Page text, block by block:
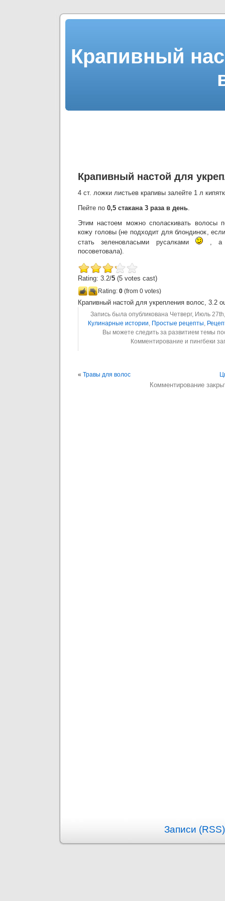
Крапивный
Крапивный настой для
4 ст. ложки листьев крапивы залейте 1 л
Пейте по 0,5 стакана 3 раза в день.
Этим настоем можно споласкивать волосы
кожу головы (не подходит для блондинок,
стать зеленовласыми русалками
, а
посоветовала).
Rating: 3.2/5 (5 votes cast)
Rating: 0 (from 0 votes)
Крапивный настой для укрепления волос, 3.2
Запись была опубликована Четверг, Июль
Кулинарные истории, Простые рецепты,
Вы можете следить за развитием темы
Комментирование и пингбеки
« Травы для волос
Комментирование
Записи (RSS)